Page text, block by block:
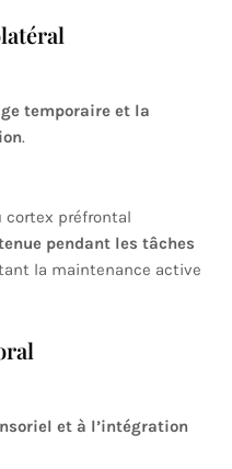
temporaire et la
.
cortex préfrontal
pendant les tâches
la maintenance active
et à l’intégration